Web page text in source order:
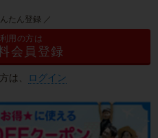
たん登録 ／
用の方は
会員登録
は、 ログイン